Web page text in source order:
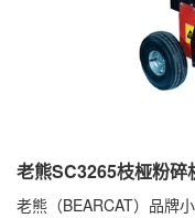
老熊SC3265枝桠粉碎
老熊（BEARCAT）品牌